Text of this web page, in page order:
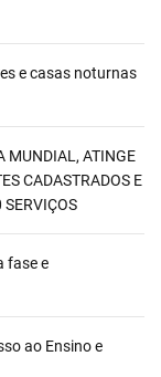
e casas noturnas
MUNDIAL, ATINGE
CADASTRADOS E
fase e
ao Ensino e